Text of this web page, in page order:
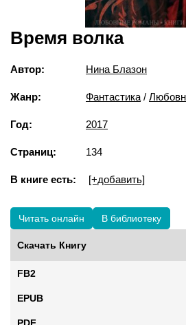
Время волка
Автор: Нина Блазон
Жанр: Фантастика /
Год: 2017
Страниц: 134
В книге есть: [+добавить]
Читать онлайн В библиотеку
Скачать Книгу
FB2
EPUB
PDF